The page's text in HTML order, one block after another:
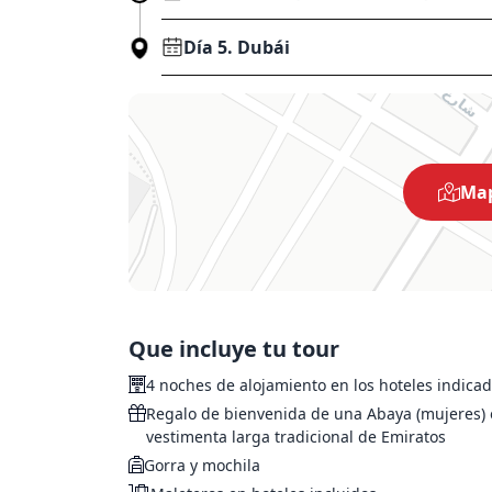
zona de
embarcaremos en un “Abra”, barco
Pepper del lujoso y moderno hotel Al
Consejo Federal Nacional.
hombre en Jebel Ali.
majestuosa
revestida en mármol y con decoración
el Dhow,
Día 5. Dubái
Que incluye tu tour
4 noches de alojamiento en los hoteles
Regalo de bienvenida de una Abaya
vestimenta larga tradicional de Emiratos
Gorra y mochila